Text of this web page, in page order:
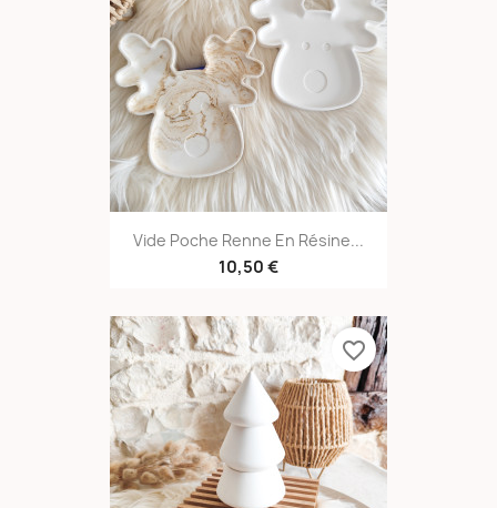
Vide Poche Renne En Résine...
10,50 €
favorite_border